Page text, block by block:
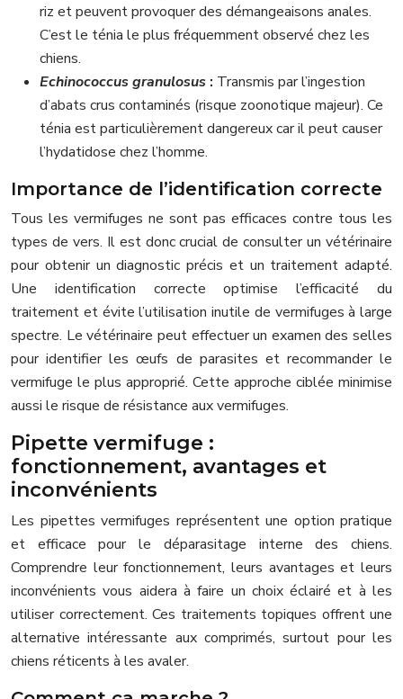
riz et peuvent provoquer des démangeaisons anales.
C’est le ténia le plus fréquemment observé chez les
chiens.
Echinococcus granulosus : Transmis par l’ingestion
d’abats crus contaminés (risque zoonotique majeur). Ce
ténia est particulièrement dangereux car il peut causer
l’hydatidose chez l’homme.
Importance de l’identification correcte
Tous les vermifuges ne sont pas efficaces contre tous les
types de vers. Il est donc crucial de consulter un vétérinaire
pour obtenir un diagnostic précis et un traitement adapté.
Une identification correcte optimise l’efficacité du
traitement et évite l’utilisation inutile de vermifuges à large
spectre. Le vétérinaire peut effectuer un examen des selles
pour identifier les œufs de parasites et recommander le
vermifuge le plus approprié. Cette approche ciblée minimise
aussi le risque de résistance aux vermifuges.
Pipette vermifuge :
fonctionnement, avantages et
inconvénients
Les pipettes vermifuges représentent une option pratique
et efficace pour le déparasitage interne des chiens.
Comprendre leur fonctionnement, leurs avantages et leurs
inconvénients vous aidera à faire un choix éclairé et à les
utiliser correctement. Ces traitements topiques offrent une
alternative intéressante aux comprimés, surtout pour les
chiens réticents à les avaler.